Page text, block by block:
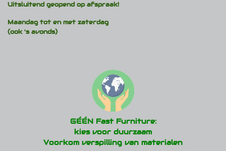
Uitsluitend geopend op afspraak!
Maandag tot en met zaterdag
(ook 's avonds)
GÉÉN Fast Furniture:
kies voor duurzaam
Voorkom verspilling van materialen